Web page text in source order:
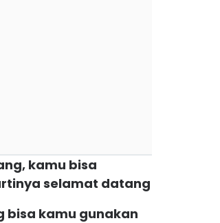
kamu bisa
selamat datang
bisa kamu gunakan